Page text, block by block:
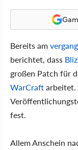
Bereits am
berichtet, dass
großen Patch für
WarCraftarbeitet.
fest.
Allem Anschein